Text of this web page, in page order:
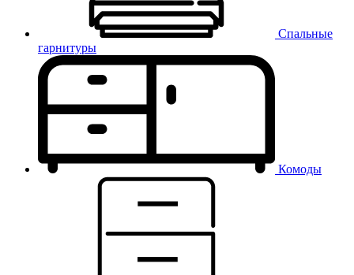
Спальные
гарнитуры
Комоды